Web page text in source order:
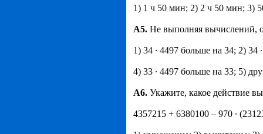
1) 1 ч 50 мин; 2) 2 ч 50 мин; 3)
A5. Не выполняя вычислений,
1) 34 ∙ 4497 больше на 34; 2) 34
4) 33 ∙ 4497 больше на 33; 5)
A6. Укажите, какое действие
4357215 + 6380100 – 970 ∙